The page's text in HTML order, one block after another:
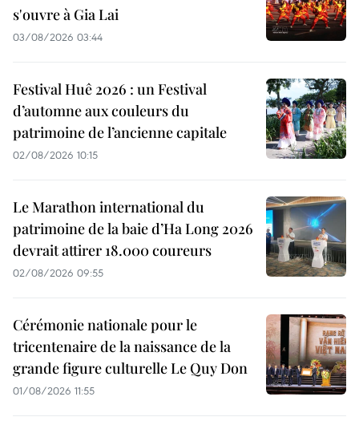
s'ouvre à Gia Lai
03/08/2026 03:44
Festival Huê 2026 : un Festival
d’automne aux couleurs du
patrimoine de l’ancienne capitale
02/08/2026 10:15
Le Marathon international du
patrimoine de la baie d’Ha Long 2026
devrait attirer 18.000 coureurs
02/08/2026 09:55
Cérémonie nationale pour le
tricentenaire de la naissance de la
grande figure culturelle Le Quy Don
01/08/2026 11:55